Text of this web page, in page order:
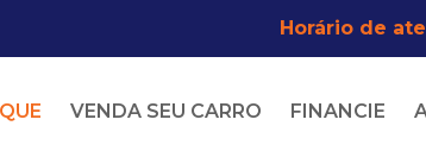
Horário de
VENDA SEU CARRO FINANCIE